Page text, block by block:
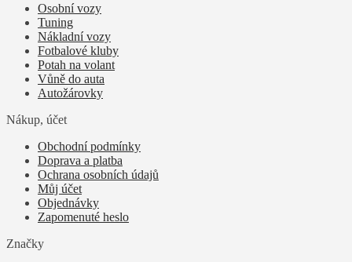
Osobní vozy
Tuning
Nákladní vozy
Fotbalové kluby
Potah na volant
Vůně do auta
Autožárovky
Nákup, účet
Obchodní podmínky
Doprava a platba
Ochrana osobních údajů
Můj účet
Objednávky
Zapomenuté heslo
Značky